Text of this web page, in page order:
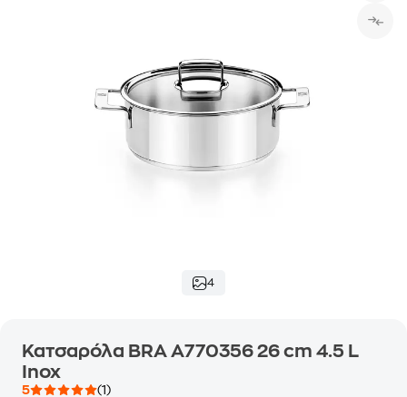
4
Κατσαρόλα BRA A770356 26 cm 4.5 L
Inox
5
(1)